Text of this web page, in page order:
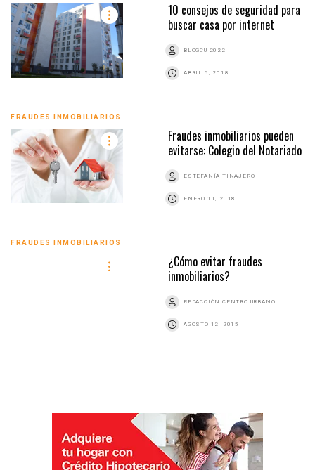
10 consejos de seguridad para
buscar casa por internet
BLOGCU 2022
ABRIL 6, 2018
FRAUDES INMOBILIARIOS
Fraudes inmobiliarios pueden
evitarse: Colegio del Notariado
ESTEFANÍA TINAJERO
ENERO 11, 2018
FRAUDES INMOBILIARIOS
¿Cómo evitar fraudes
inmobiliarios?
REDACCIÓN CENTRO URBANO
AGOSTO 12, 2015